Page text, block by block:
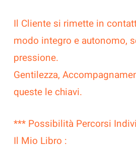
Il Cliente si rimette in
modo integro e autonomo,
pressione.
Gentilezza,
queste le chiavi.
*** Possibilità Percorsi
Il Mio Libro :